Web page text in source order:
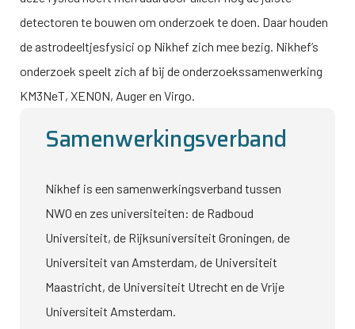
detectoren te bouwen om onderzoek te doen. Daar houden
de astrodeeltjesfysici op Nikhef zich mee bezig. Nikhef’s
onderzoek speelt zich af bij de onderzoekssamenwerking
KM3NeT, XENON, Auger en Virgo.
Samenwerkingsverband
Nikhef is een samenwerkingsverband tussen
NWO en zes universiteiten: de Radboud
Universiteit, de Rijksuniversiteit Groningen, de
Universiteit van Amsterdam, de Universiteit
Maastricht, de Universiteit Utrecht en de Vrije
Universiteit Amsterdam.